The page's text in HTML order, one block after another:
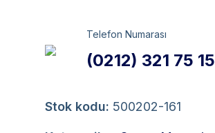
Telefon Numarası
(0212) 321 75 15
Stok kodu: 500202-161